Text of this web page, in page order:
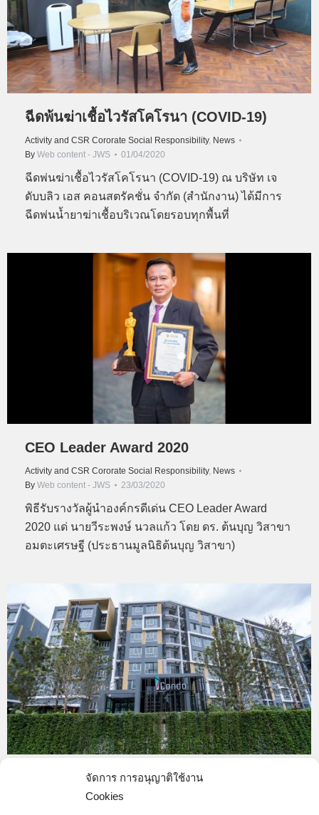
จัดการ การอนุญาติใช้งาน
Cookies
ฉีดพ้นฆ่าเชื้อไวรัสโคโรนา (COVID-19)
Activity and CSR Cororate Social Responsibility, News
By Web content - JWS 01/04/2020
ฉีดพ่นฆ่าเชื้อไวรัสโคโรนา (COVID-19) ณ บริษัท เจ
ดับบลิว เอส คอนสตรัคชั่น จำกัด (สำนักงาน) ได้มีการ
ฉีดพ่นน้ำยาฆ่าเชื้อบริเวณโดยรอบทุกพื้นที่
CEO Leader Award 2020
Activity and CSR Cororate Social Responsibility, News
By Web content - JWS 23/03/2020
พิธีรับรางวัลผู้นำองค์กรดีเด่น CEO Leader Award
2020 แด่ นายวีระพงษ์ นวลแก้ว โดย ดร. ต้นบุญ วิสาขา
อมตะเศรษฐี (ประธานมูลนิธิต้นบุญ วิสาขา)
Condominium-Completed